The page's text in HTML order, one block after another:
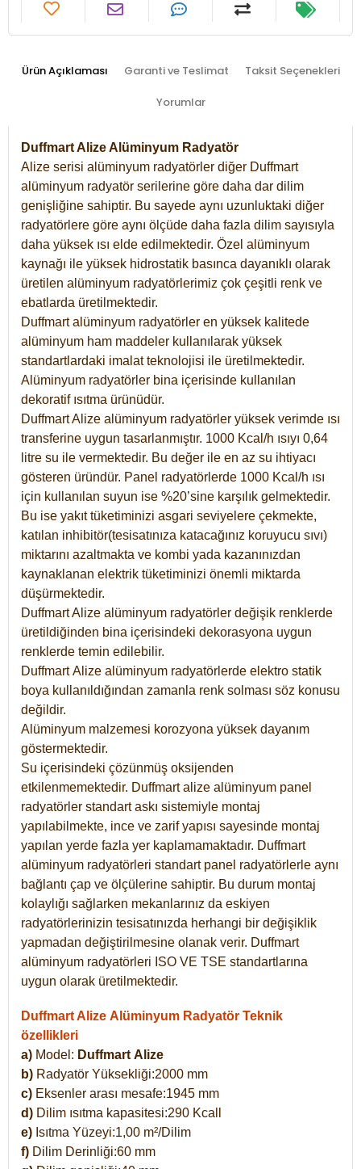
Ürün Açıklaması Garanti ve Teslimat Taksit Seçenekleri
Yorumlar
Duffmart Alize Alüminyum Radyatör
Alize serisi alüminyum radyatörler diğer Duffmart
alüminyum radyatör serilerine göre daha dar dilim
genişliğine sahiptir. Bu sayede aynı uzunluktaki diğer
radyatörlere göre aynı ölçüde daha fazla dilim sayısıyla
daha yüksek ısı elde edilmektedir. Özel alüminyum
kaynağı ile yüksek hidrostatik basınca dayanıklı olarak
üretilen alüminyum radyatörlerimiz çok çeşitli renk ve
ebatlarda üretilmektedir.
Duffmart alüminyum radyatörler en yüksek kalitede
alüminyum ham maddeler kullanılarak yüksek
standartlardaki imalat teknolojisi ile üretilmektedir.
Alüminyum radyatörler bina içerisinde kullanılan
dekoratif ısıtma ürünüdür.
Duffmart Alize alüminyum radyatörler yüksek verimde ısı
transferine uygun tasarlanmıştır. 1000 Kcal/h ısıyı 0,64
litre su ile vermektedir. Bu değer ile en az su ihtiyacı
gösteren üründür. Panel radyatörlerde 1000 Kcal/h ısı
için kullanılan suyun ise %20’sine karşılık gelmektedir.
Bu ise yakıt tüketiminizi asgari seviyelere çekmekte,
katılan inhibitör(tesisatınıza katacağınız koruyucu sıvı)
miktarını azaltmakta ve kombi yada kazanınızdan
kaynaklanan elektrik tüketiminizi önemli miktarda
düşürmektedir.
Duffmart Alize alüminyum radyatörler değişik renklerde
üretildiğinden bina içerisindeki dekorasyona uygun
renklerde temin edilebilir.
DuffmartAlize alüminyum radyatörlerde elektro statik
boya kullanıldığından zamanla renk solması söz konusu
değildir.
Alüminyum malzemesi korozyona yüksek dayanım
göstermektedir.
Su içerisindeki çözünmüş oksijenden
etkilenmemektedir. Duffmart alize alüminyum panel
radyatörler standart askı sistemiyle montaj
yapılabilmekte, ince ve zarif yapısı sayesinde montaj
yapılan yerde fazla yer kaplamamaktadır. Duffmart
alüminyum radyatörleri standart panel radyatörlerle aynı
bağlantı çap ve ölçülerine sahiptir. Bu durum montaj
kolaylığı sağlarken mekanlarınız da eskiyen
radyatörlerinizin tesisatınızda herhangi bir değişiklik
yapmadan değiştirilmesine olanak verir. Duffmart
alüminyum radyatörleri ISO VE TSE standartlarına
uygun olarak üretilmektedir.
Duffmart Alize Alüminyum Radyatör Teknik
özellikleri
a) Model: Duffmart Alize
b) Radyatör Yüksekliği:2000 mm
c) Eksenler arası mesafe:1945 mm
d) Dilim ısıtma kapasitesi:290 Kcall
e) Isıtma Yüzeyi:1,00 m²/Dilim
f) Dilim Derinliği:60 mm